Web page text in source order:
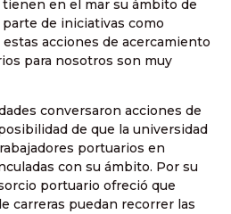
en el mar su ámbito de
de iniciativas como
acciones de acercamiento
para nosotros son muy
conversaron acciones de
de que la universidad
portuarios en
con su ámbito. Por su
portuario ofreció que
carreras puedan recorrer las